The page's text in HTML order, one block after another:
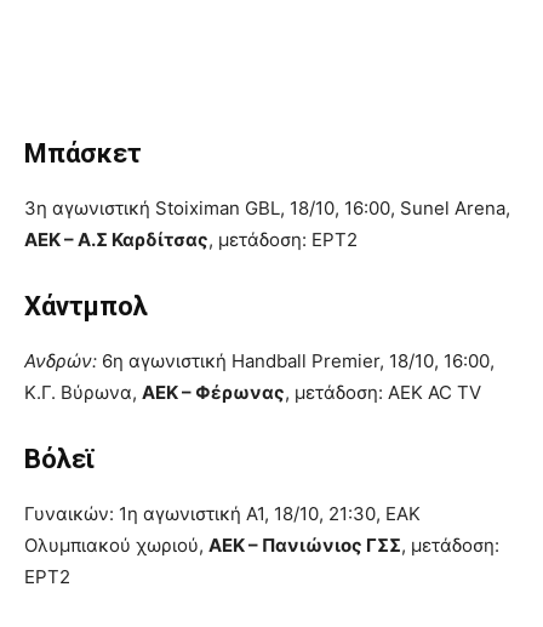
Μπάσκετ
3η αγωνιστική Stoiximan GBL, 18/10, 16:00, Sunel Arena,
ΑΕΚ – Α.Σ Καρδίτσας, μετάδοση: ΕΡΤ2
Χάντμπολ
Ανδρών: 6η αγωνιστική Handball Premier, 18/10, 16:00,
Κ.Γ. Βύρωνα, ΑΕΚ – Φέρωνας, μετάδοση: AEK AC TV
Βόλεϊ
Γυναικών: 1η αγωνιστική Α1, 18/10, 21:30, ΕΑΚ
Ολυμπιακού χωριού, ΑΕΚ – Πανιώνιος ΓΣΣ, μετάδοση:
ΕΡΤ2